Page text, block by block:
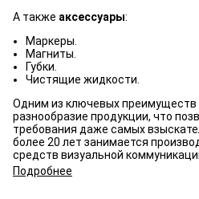
А также аксессуары:
Маркеры.
Магниты.
Губки.
Чистящие жидкости.
Одним из ключевых преимуществ
разнообразие продукции, что
требования даже самых
более 20 лет занимается
средств визуальной
Подробнее